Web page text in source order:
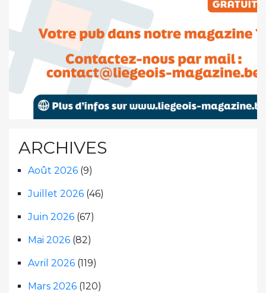
ARCHIVES
Août 2026 (9)
Juillet 2026 (46)
Juin 2026 (67)
Mai 2026 (82)
Avril 2026 (119)
Mars 2026 (120)